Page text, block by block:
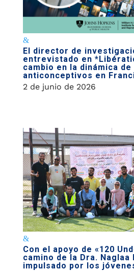
El director de
entrevistado en
cambio en la dinámica de
anticonceptivos en
2 de junio de 2026
Con el apoyo de «120
camino de la Dra. Naglaa
impulsado por los